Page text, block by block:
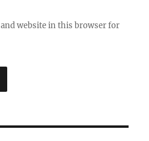
and website in this browser for